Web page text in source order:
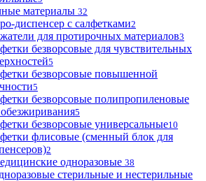
материалы 32
диспенсер с салфетками2
для протирочных материалов3
безворсовые для чувствительных
5
безворсовые повышенной
5
безворсовые полипропиленовые
5
безворсовые универсальные10
флисовые (сменный блок для
2
одноразовые 38
стерильные и нестерильные